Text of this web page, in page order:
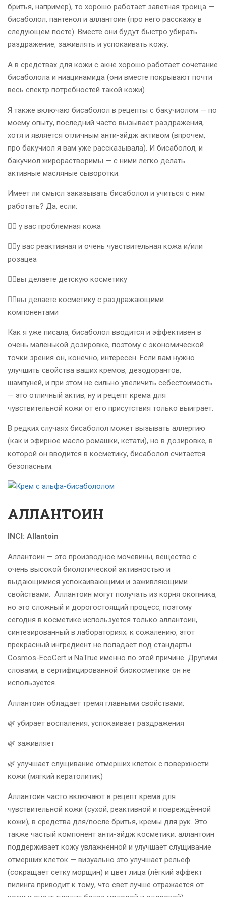
бритья, например), то хорошо работает заветная троица —
бисаболол, пантенол и аллантоин (про него расскажу в
следующем посте). Вместе они будут быстро убирать
раздражение, заживлять и успокаивать кожу.
А в средствах для кожи с акне хорошо работает сочетание
бисаболола и ниацинамида (они вместе покрывают почти
весь спектр потребностей такой кожи).
Я также включаю бисаболол в рецепты с бакучиолом — по
моему опыту, последний часто вызывает раздражения,
хотя и является отличным анти-эйдж активом (впрочем,
про бакучиол я вам уже рассказывала). И бисаболол, и
бакучиол жирорастворимы — с ними легко делать
активные масляные сыворотки.
Имеет ли смысл заказывать бисаболол и учиться с ним
работать? Да, если:
☝🏻 у вас проблемная кожа
☝🏻у вас реактивная и очень чувствительная кожа и/или
розацеа
☝🏻вы делаете детскую косметику
☝🏻вы делаете косметику с раздражающими
компонентами
Как я уже писала, бисаболол вводится и эффективен в
очень маленькой дозировке, поэтому с экономической
точки зрения он, конечно, интересен. Если вам нужно
улучшить свойства ваших кремов, дезодорантов,
шампуней, и при этом не сильно увеличить себестоимость
— это отличный актив, ну и рецепт крема для
чувствительной кожи от его присутствия только выиграет.
В редких случаях бисаболол может вызывать аллергию
(как и эфирное масло ромашки, кстати), но в дозировке, в
которой он вводится в косметику, бисаболол считается
безопасным.
АЛЛАНТОИН
INCI: Allantoin
Аллантоин — это производное мочевины, вещество с
очень высокой биологической активностью и
выдающимися успокаивающими и заживляющими
свойствами.
Аллантоин могут получать из корня окопника,
но это сложный и дорогостоящий процесс, поэтому
сегодня в косметике используется только аллантоин,
синтезированный в лабораториях; к сожалению, этот
прекрасный ингредиент не попадает под стандарты
Cosmos-EcoСert и NaTrue именно по этой причине. Другими
словами, в сертифицированной биокосметике он не
используется.
Аллантоин обладает тремя главными свойствами:
🌿 убирает воспаления, успокаивает раздражения
🌿 заживляет
🌿 улучшает слущивание отмерших клеток с поверхности
кожи (мягкий кератолитик)
Аллантоин часто включают в рецепт крема для
чувствительной кожи (сухой, реактивной и повреждённой
кожи), в средства для/после бритья, кремы для рук. Это
также частый компонент анти-эйдж косметики: аллантоин
поддерживает кожу увлажнённой и улучшает слущивание
отмерших клеток — визуально это улучшает рельеф
(сокращает сетку морщин) и цвет лица (лёгкий эффект
пилинга приводит к тому, что свет лучше отражается от